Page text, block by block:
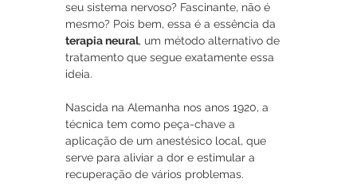
seu sistema nervoso? Fascinante, não é
mesmo? Pois bem, essa é a essência da
terapia neural, um método alternativo de
tratamento que segue exatamente essa
ideia.
Nascida na Alemanha nos anos 1920, a
técnica tem como peça-chave a
aplicação de um anestésico local, que
serve para aliviar a dor e estimular a
recuperação de vários problemas.